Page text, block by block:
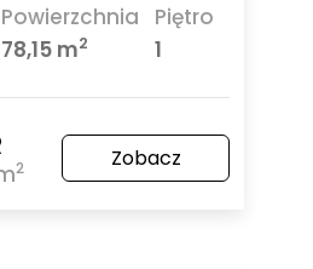
Powierzchnia
78,15 m2
Piętro
1
2 Zobacz